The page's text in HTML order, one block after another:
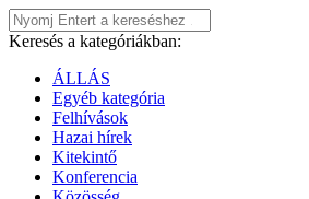
Keresés a kategóriákban:
ÁLLÁS
Egyéb kategória
Felhívások
Hazai hírek
Kitekintő
Konferencia